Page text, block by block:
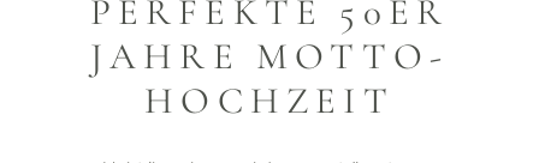
PERFEKTE 50ER
JAHRE MOTTO-
HOCHZEIT